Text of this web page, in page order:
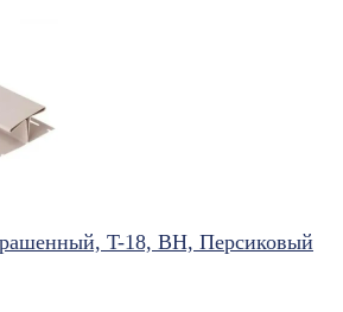
T-18, ВН, Персиковый